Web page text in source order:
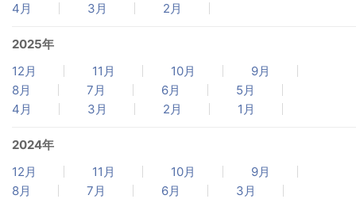
4月
3月 2月
2025年
12月
11月 10月
9月
8月
7月 6月
5月
4月
3月 2月 1月
2024年
12月
11月 10月
9月
8月
7月 6月 3月